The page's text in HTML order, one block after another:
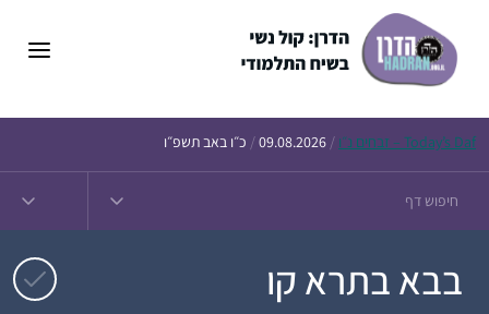
Today’s Daf – זבחים נ״ו /
09.08.2026
/ כ״ו באב תשפ״ו
בבא בתרא קו